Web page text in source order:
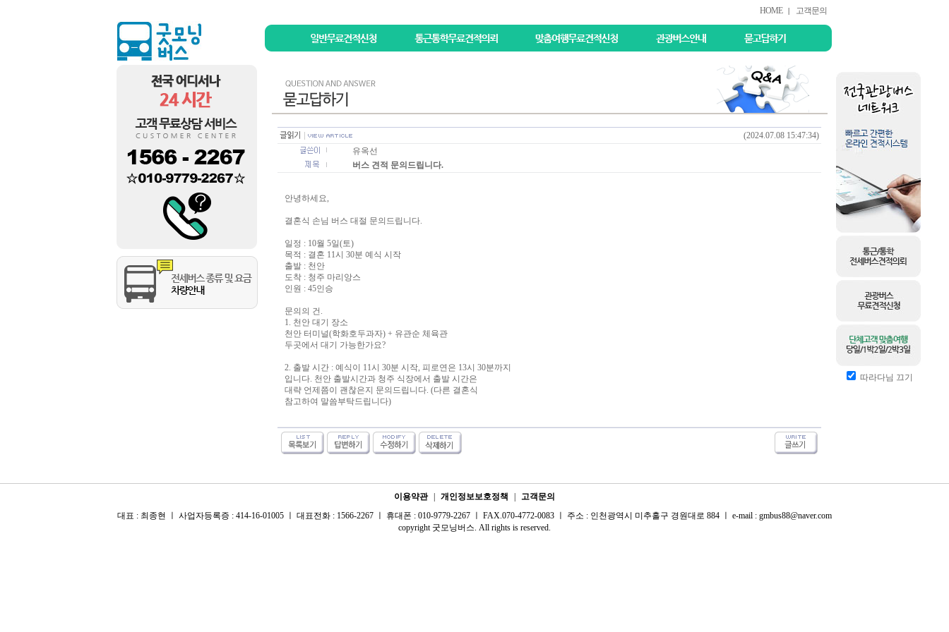
HOME | 고객문의
(2024.07.08 15:47:34)
유옥선
버스 견적 문의드립니다.
안녕하세요,
결혼식 손님 버스 대절 문의드립니다.
일정 : 10월 5일(토)
목적 : 결혼 11시 30분 예식 시작
출발 : 천안
도착 : 청주 마리앙스
인원 : 45인승
문의의 건.
1. 천안 대기 장소
천안 터미널(학화호두과자) + 유관순 체육관
두곳에서 대기 가능한가요?
2. 출발 시간 : 예식이 11시 30분 시작, 피로연은 13시 30분까지
입니다. 천안 출발시간과 청주 식장에서 출발 시간은
대략 언제쯤이 괜찮은지 문의드립니다. (다른 결혼식
참고하여 말씀부탁드립니다)
따라다님 끄기
이용약관 개인정보보호정책
고객문의
대표 : 최종현 ㅣ 사업자등록증 : 414-16-01005 ㅣ 대표전화 : 1566-2267 ㅣ 휴대폰 : 010-9779-2267 ㅣ FAX.070-4772-0083 ㅣ 주소 : 인천광역시 미추홀구 경원대로 884 ㅣ e-mail : gmbus88@naver.com
copyright 굿모닝버스. All rights is reserved.